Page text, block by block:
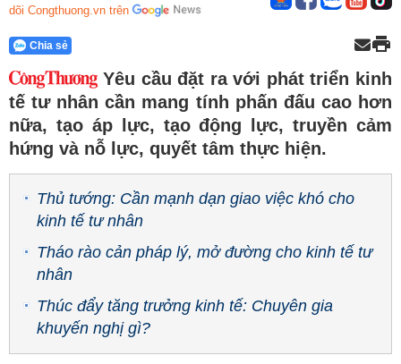
dõi Congthuong.vn trên
Chia sẻ
Yêu cầu đặt ra với phát triển kinh
tế tư nhân cần mang tính phấn đấu cao hơn
nữa, tạo áp lực, tạo động lực, truyền cảm
hứng và nỗ lực, quyết tâm thực hiện.
Thủ tướng: Cần mạnh dạn giao việc khó cho
kinh tế tư nhân
Tháo rào cản pháp lý, mở đường cho kinh tế tư
nhân
Thúc đẩy tăng trưởng kinh tế: Chuyên gia
khuyến nghị gì?